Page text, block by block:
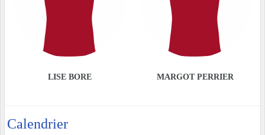
LISE BORE MARGOT PERRIER
Calendrier